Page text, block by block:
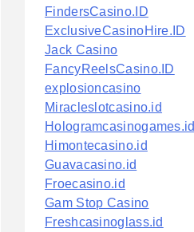
FindersCasino.ID
ExclusiveCasinoHire.ID
Jack Casino
FancyReelsCasino.ID
explosioncasino
Miracleslotcasino.id
Hologramcasinogames.id
Himontecasino.id
Guavacasino.id
Froecasino.id
Gam Stop Casino
Freshcasinoglass.id